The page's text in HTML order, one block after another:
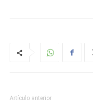
Artículo anterior